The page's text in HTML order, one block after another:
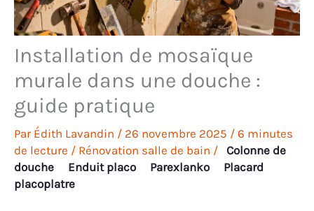
Installation de mosaïque
murale dans une douche :
guide pratique
Par Édith Lavandin / 26 novembre 2025 / 6 minutes
de lecture / Rénovation salle de bain / Colonne de
douche
Enduit placo Parexlanko
Placard
placoplatre